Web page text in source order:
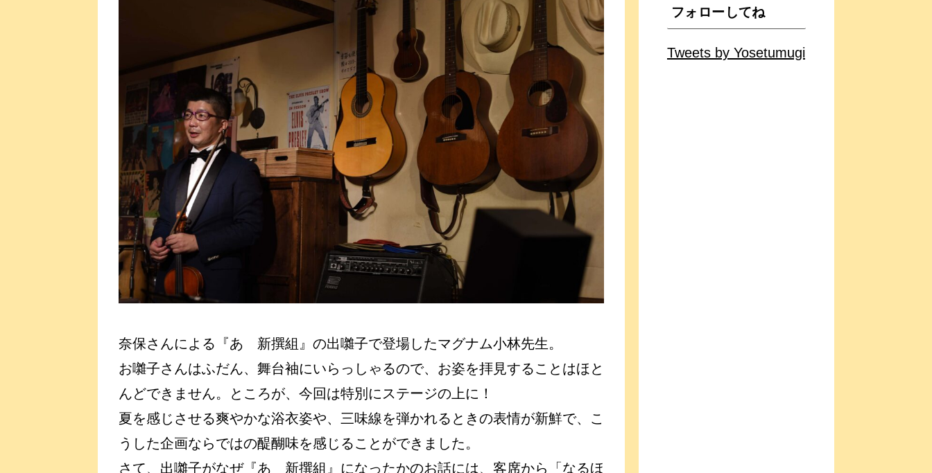
奈保さんによる『あゝ新撰組』の出囃子で登場したマグナム小林先生。
お囃子さんはふだん、舞台袖にいらっしゃるので、お姿を拝見することはほと
んどできません。ところが、今回は特別にステージの上に！
夏を感じさせる爽やかな浴衣姿や、三味線を弾かれるときの表情が新鮮で、こ
うした企画ならではの醍醐味を感じることができました。
さて、出囃子がなぜ『あゝ新撰組』になったかのお話には、客席から「なるほ
フォローしてね
Tweets by Yosetumugi